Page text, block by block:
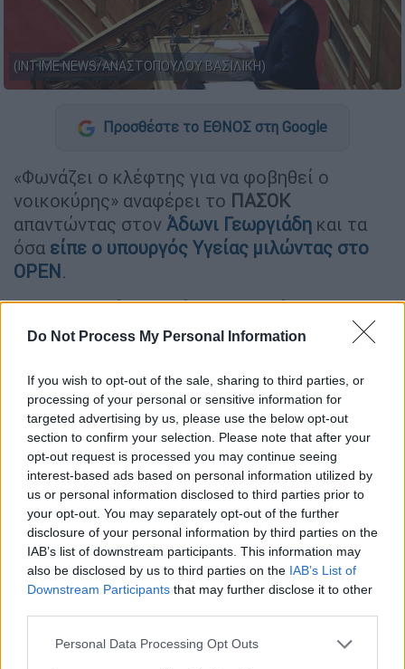
Do Not Process My Personal Information
If you wish to opt-out of the sale, sharing to third parties, or
processing of your personal or sensitive information for
targeted advertising by us, please use the below opt-out
section to confirm your selection. Please note that after your
opt-out request is processed you may continue seeing
interest-based ads based on personal information utilized by
us or personal information disclosed to third parties prior to
your opt-out. You may separately opt-out of the further
disclosure of your personal information by third parties on the
IAB’s list of downstream participants. This information may
also be disclosed by us to third parties on the IAB’s List of
Downstream Participants that may further disclose it to other
Please note that this website/app uses one or more Google
Personal Data Processing Opt Outs
(INTIME NEWS/ΑΝΑΣΤΟΠΟΥΛΟΥ ΒΑΣΙΛΙΚΗ)
Προσθέστε το ΕΘΝΟΣ στη Google
«Φωνάζει ο κλέφτης για να φοβηθεί ο
νοικοκύρης» αναφέρει το ΠΑΣΟΚ
απαντώντας στον Άδωνι Γεωργιάδη και τα
όσα είπε ο υπουργός Υγείας μιλώντας στο
OPEN.
«Τογαρ πολύ της θλίψεως γεννά
παραφροσύνη. Ο κ. Γεωργιάδης
ΠΑΣΟΚδήλωσε στη Βουλή ότι θα
διερευνηθούν όλα τα σκάνδαλα της
διακυβέρνησης της Νέας Δημοκρατίας και
δεν θα μείνει τίποτα στο σκοτάδι, καθώς ο
έλεγχος θα γίνει σύμβαση-σύμβαση, ευρώ
-ευρώ. Φοβάται κάτι και εξανίσταται;»
σημειώνει η αξιωματική αντιπολίτευση και
προσθέτει:
ΔΙΑΒΑΣΤΕ ΕΠΙΣΗΣ
Πολιτική|21.04.2026 12:58